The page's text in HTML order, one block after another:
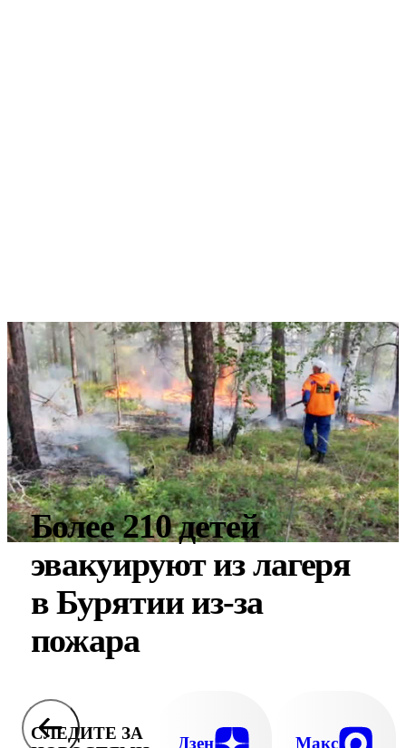
Более 210 детей
эвакуируют из лагеря
в Бурятии из-за
пожара
СЛЕДИТЕ ЗА
Дзен Макс